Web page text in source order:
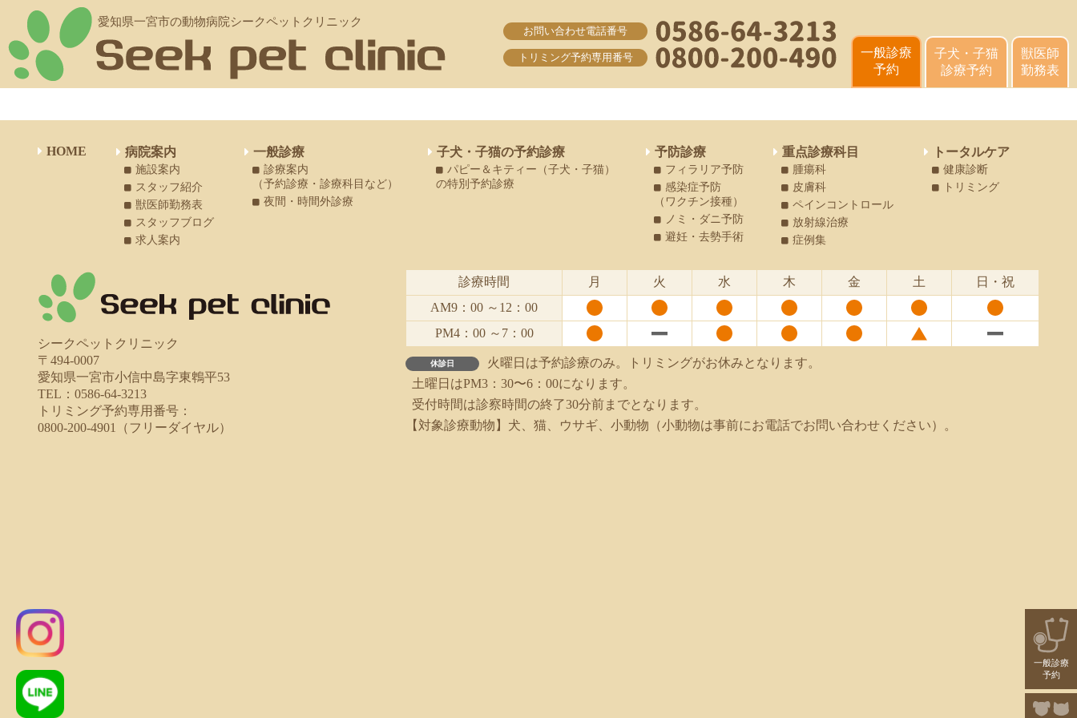
愛知県一宮市の動物病院シークペットクリニック
お問い合わせ電話番号
トリミング予約専用番号
一般診療
予約
子犬・子猫
診療予約
獣医師
勤務表
一般診療
予約
HOME 病院案内
施設案内
スタッフ紹介
獣医師勤務表
スタッフブログ
求人案内
一般診療
診療案内
（予約診療・診療科目など）
夜間・時間外診療
子犬・子猫の予約診療
パピー＆キティー（子犬・子猫）
の特別予約診療
予防診療
フィラリア予防
感染症予防
（ワクチン接種）
ノミ・ダニ予防
避妊・去勢手術
重点診療科目
腫瘍科
皮膚科
ペインコントロール
放射線治療
症例集
トータルケア
健康診断
トリミング
シークペットクリニック
〒494-0007
愛知県一宮市小信中島字東鵯平53
TEL：0586-64-3213
トリミング予約専用番号：
0800-200-4901（フリーダイヤル）
診療時間 月 火 水 木 金 土
日・祝
AM9：00 ～12：00
PM4：00～7：00
休診日
火曜日は予約診療のみ。トリミングがお休みとなります。
土曜日はPM3：30〜6：00になります。
受付時間は診察時間の終了30分前までとなります。
【対象診療動物】犬、猫、ウサギ、小動物（小動物は事前にお電話でお問い合わせください）。